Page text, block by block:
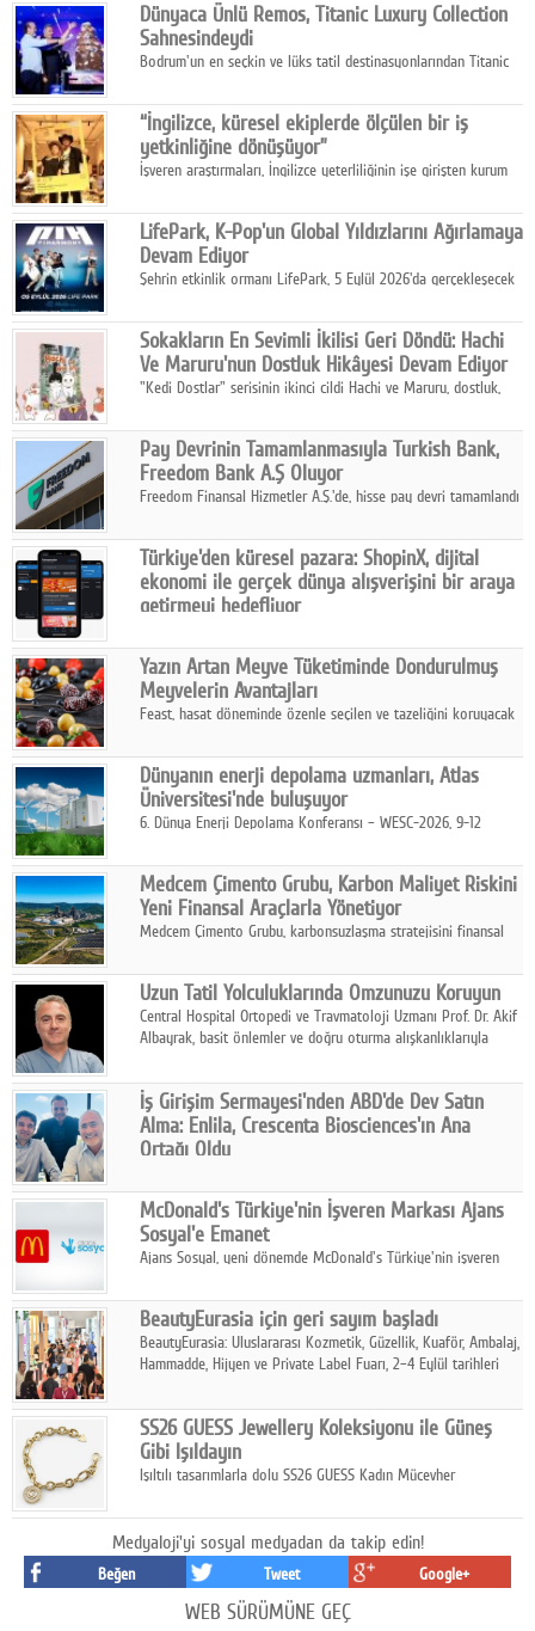
Dünyaca Ünlü Remos, Titanic Luxury Collection
Sahnesindeydi
Bodrum'un en seçkin ve lüks tatil destinasyonlarından Titanic
yaz etkinlikleri kapsamında uluslararası yıldızları ağırlamaya
devam ediyor
“İngilizce, küresel ekiplerde ölçülen bir iş
yetkinliğine dönüşüyor”
İşveren araştırmaları, İngilizce yeterliliğinin işe girişten kurum
gösteriyor.
LifePark, K-Pop'un Global Yıldızlarını Ağırlamaya
Devam Ediyor
Şehrin etkinlik ormanı LifePark, 5 Eylül 2026'da gerçekleşecek
haritasında önemli bir destinasyon haline getirmeye
hazırlanıyor.
Sokakların En Sevimli İkilisi Geri Döndü: Hachi
Ve Maruru'nun Dostluk Hikâyesi Devam Ediyor
"Kedi Dostlar" serisinin ikinci cildi Hachi ve Maruru, dostluk,
mevsiminin zorlu koşulları eşliğinde anlatıyor.
Pay Devrinin Tamamlanmasıyla Turkish Bank,
Freedom Bank A.Ş Oluyor
Freedom Finansal Hizmetler A.Ş.'de, hisse pay devri tamamlandı
Turkish Bank'ın ticaret unvanının “Freedom Bank A.Ş.” olmasına
karar verildi.
Türkiye'den küresel pazara: ShopinX, dijital
ekonomi ile gerçek dünya alışverişini bir araya
getirmeyi hedefliyor
ekonomi ile gerçek dünya alışveriş deneyimi arasında köprü
kurmayı hedefleyen vizyonuyla uluslararası pazarlara açılıyor.
Yazın Artan Meyve Tüketiminde Dondurulmuş
Meyvelerin Avantajları
Feast, hasat döneminde özenle seçilen ve tazeliğini koruyacak
pratik, güvenilir ve lezzetli bir alternatif sunuyor.
Dünyanın enerji depolama uzmanları, Atlas
Üniversitesi'nde buluşuyor
6. Dünya Enerji Depolama Konferansı – WESC-2026, 9-12
sahipliğinde gerçekleştirilecek.
Medcem Çimento Grubu, Karbon Maliyet Riskini
Yeni Finansal Araçlarla Yönetiyor
Medcem Çimento Grubu, karbonsuzlaşma stratejisini finansal
Uzun Tatil Yolculuklarında Omzunuzu Koruyun
Central Hospital Ortopedi ve Travmatoloji Uzmanı Prof. Dr. Akif
Albayrak, basit önlemler ve doğru oturma alışkanlıklarıyla
İş Girişim Sermayesi'nden ABD'de Dev Satın
Alma: Enlila, Crescenta Biosciences'ın Ana
Ortağı Oldu
stratejisini uluslararası ölçeğe taşıyan satın alma hamlesini
tamamladı.
McDonald's Türkiye'nin İşveren Markası Ajans
Sosyal'e Emanet
Ajans Sosyal, yeni dönemde McDonald's Türkiye'nin işveren
BeautyEurasia için geri sayım başladı
BeautyEurasia: Uluslararası Kozmetik, Güzellik, Kuaför, Ambalaj,
Hammadde, Hijyen ve Private Label Fuarı, 2–4 Eylül tarihleri
SS26 GUESS Jewellery Koleksiyonu ile Güneş
Gibi Işıldayın
Işıltılı tasarımlarla dolu SS26 GUESS Kadın Mücevher
dokunuşunu taşıyor.
Medyaloji'yi sosyal medyadan da takip edin!
Beğen Tweet Google+
WEB SÜRÜMÜNE GEÇ